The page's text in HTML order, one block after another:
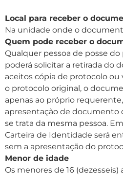
Local para receber o
Na unidade onde o
Quem pode receber o
Qualquer pessoa de posse
poderá solicitar a retirada do
aceitos cópia de protocolo ou
o protocolo original, o
apenas ao próprio
apresentação de documento
se trata da mesma pessoa.
Carteira de Identidade será
sem a apresentação do
Menor de idade
Os menores de 16